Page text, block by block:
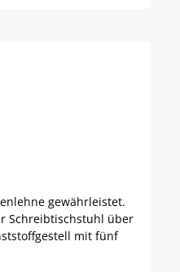
gewährleistet.
Schreibtischstuhl über
mit fünf